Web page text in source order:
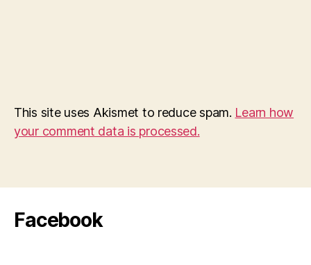
This site uses Akismet to reduce spam. Learn how
your comment data is processed.
Facebook